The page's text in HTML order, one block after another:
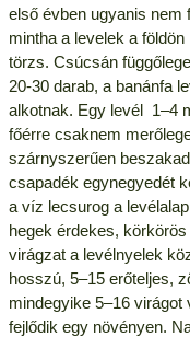
első évben ugyanis nem
mintha a levelek a
törzs. Csúcsán
20-30 darab, a banánfa
alkotnak. Egy levél 1–4
főérre csaknem
szárnyszerűen
csapadék egynegyedét
a víz lecsurog a
hegek érdekes,
virágzat a levélnyelek
hosszú, 5–15 erőteljes,
mindegyike 5–16
fejlődik egy növényen.